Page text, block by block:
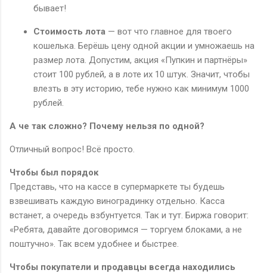
бывает!
Стоимость лота — вот что главное для твоего
кошелька. Берёшь цену одной акции и умножаешь на
размер лота. Допустим, акция «Пупкин и партнёры»
стоит 100 рублей, а в лоте их 10 штук. Значит, чтобы
влезть в эту историю, тебе нужно как минимум 1000
рублей.
А че так сложно? Почему нельзя по одной?
Отличный вопрос! Всё просто.
Чтобы был порядок
Представь, что на кассе в супермаркете ты будешь
взвешивать каждую виноградинку отдельно. Касса
встанет, а очередь взбунтуется. Так и тут. Биржа говорит:
«Ребята, давайте договоримся — торгуем блоками, а не
поштучно». Так всем удобнее и быстрее.
Чтобы покупатели и продавцы всегда находились